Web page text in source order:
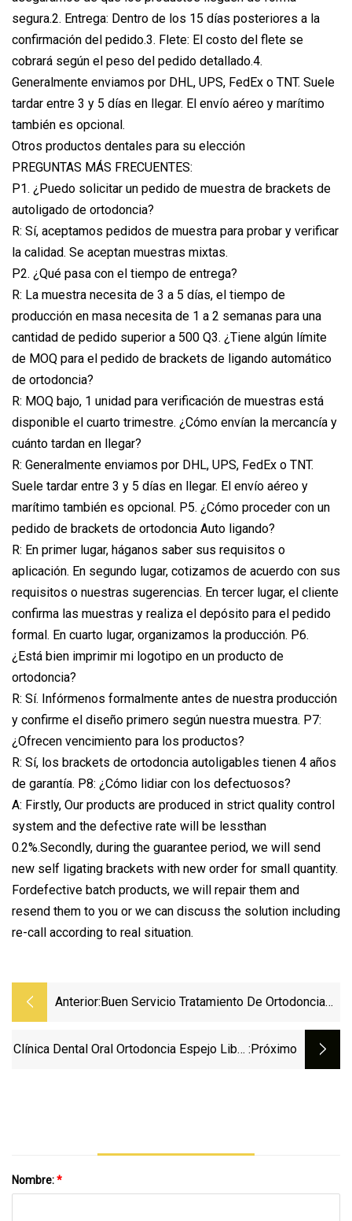
segura.2. Entrega: Dentro de los 15 días posteriores a la
confirmación del pedido.3. Flete: El costo del flete se
cobrará según el peso del pedido detallado.4.
Generalmente enviamos por DHL, UPS, FedEx o TNT. Suele
tardar entre 3 y 5 días en llegar. El envío aéreo y marítimo
también es opcional.
Otros productos dentales para su elección
PREGUNTAS MÁS FRECUENTES:
P1. ¿Puedo solicitar un pedido de muestra de brackets de
autoligado de ortodoncia?
R: Sí, aceptamos pedidos de muestra para probar y verificar
la calidad. Se aceptan muestras mixtas.
P2. ¿Qué pasa con el tiempo de entrega?
R: La muestra necesita de 3 a 5 días, el tiempo de
producción en masa necesita de 1 a 2 semanas para una
cantidad de pedido superior a 500 Q3. ¿Tiene algún límite
de MOQ para el pedido de brackets de ligando automático
de ortodoncia?
R: MOQ bajo, 1 unidad para verificación de muestras está
disponible el cuarto trimestre. ¿Cómo envían la mercancía y
cuánto tardan en llegar?
R: Generalmente enviamos por DHL, UPS, FedEx o TNT.
Suele tardar entre 3 y 5 días en llegar. El envío aéreo y
marítimo también es opcional. P5. ¿Cómo proceder con un
pedido de brackets de ortodoncia Auto ligando?
R: En primer lugar, háganos saber sus requisitos o
aplicación. En segundo lugar, cotizamos de acuerdo con sus
requisitos o nuestras sugerencias. En tercer lugar, el cliente
confirma las muestras y realiza el depósito para el pedido
formal. En cuarto lugar, organizamos la producción. P6.
¿Está bien imprimir mi logotipo en un producto de
ortodoncia?
R: Sí. Infórmenos formalmente antes de nuestra producción
y confirme el diseño primero según nuestra muestra. P7:
¿Ofrecen vencimiento para los productos?
R: Sí, los brackets de ortodoncia autoligables tienen 4 años
de garantía. P8: ¿Cómo lidiar con los defectuosos?
A: Firstly, Our products are produced in strict quality control
system and the defective rate will be lessthan
0.2%.Secondly, during the guarantee period, we will send
new self ligating brackets with new order for small quantity.
Fordefective batch products, we will repair them and
resend them to you or we can discuss the solution including
re-call according to real situation.
Anterior: Buen Servicio Tratamiento De Ortodoncia
Clínica Dental Oral Ortodoncia Espejo Libre :próximo
Nombre:*